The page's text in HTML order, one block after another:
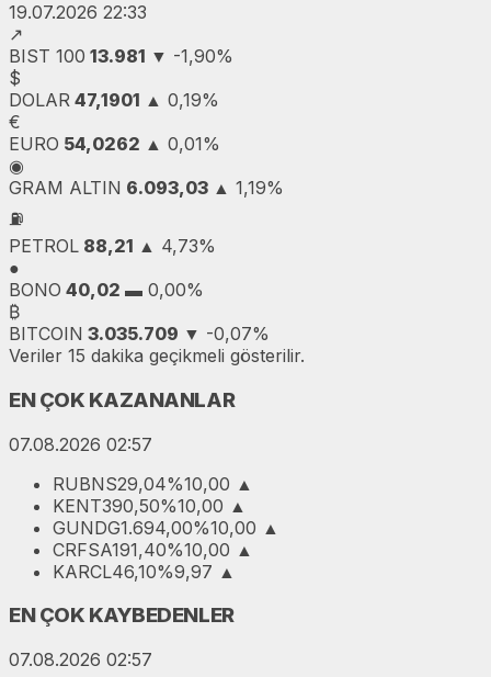
19.07.2026 22:33
↗
BIST 100 13.981 ▼ -1,90%
$
DOLAR 47,1901 ▲ 0,19%
€
EURO 54,0262 ▲ 0,01%
◉
GRAM ALTIN 6.093,03 ▲ 1,19%
⛽
PETROL 88,21 ▲ 4,73%
●
BONO 40,02 ▬ 0,00%
₿
BITCOIN 3.035.709 ▼ -0,07%
Veriler 15 dakika geçikmeli gösterilir.
EN ÇOK KAZANANLAR
07.08.2026 02:57
RUBNS29,04%10,00 ▲
KENT390,50%10,00 ▲
GUNDG1.694,00%10,00 ▲
CRFSA191,40%10,00 ▲
KARCL46,10%9,97 ▲
EN ÇOK KAYBEDENLER
07.08.2026 02:57